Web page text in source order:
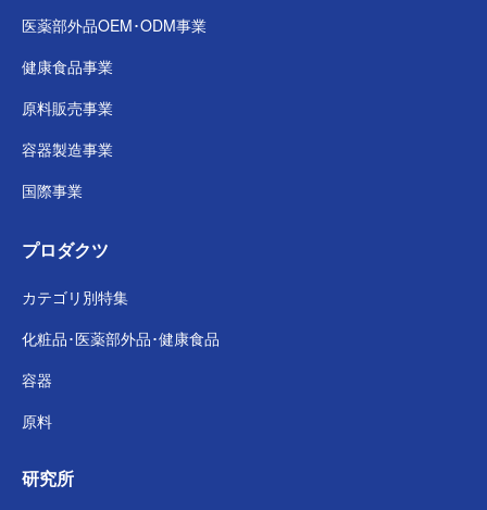
医薬部外品OEM･ODM事業
健康食品事業
原料販売事業
容器製造事業
国際事業
プロダクツ
カテゴリ別特集
化粧品･医薬部外品･健康食品
容器
原料
研究所